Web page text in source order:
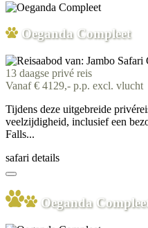
Oeganda Compleet
13 daagse privé reis
Vanaf € 4129,- p.p. excl. vlucht
Tijdens deze uitgebreide
veelzijdigheid, inclusief een
Falls...
safari details
Oeganda